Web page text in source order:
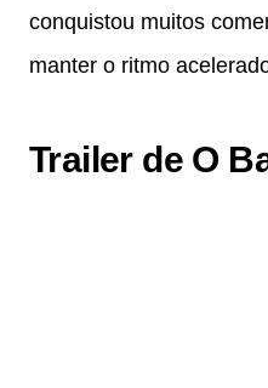
conquistou muitos
manter o ritmo
Trailer de O